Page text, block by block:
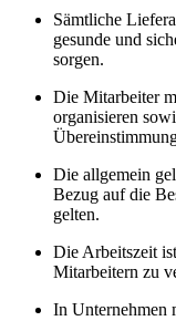
Sämtliche
gesunde und
sorgen.
Die Mitarbeiter
organisieren
Die allgemein
Bezug auf die
gelten.
Die Arbeitszeit
Mitarbeitern zu
In Unternehmen